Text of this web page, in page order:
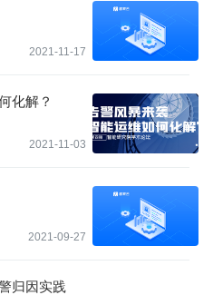
2021-11-17
化解？
2021-11-03
2021-09-27
归因实践